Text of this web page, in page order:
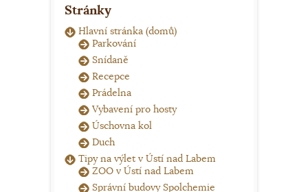
Stránky
Hlavní stránka (domů)
Parkování
Snídaně
Recepce
Prádelna
Vybavení pro hosty
Úschovna kol
Duch
Tipy na výlet v Ústí nad Labem
ZOO v Ústí nad Labem
Správní budovy Spolchemie